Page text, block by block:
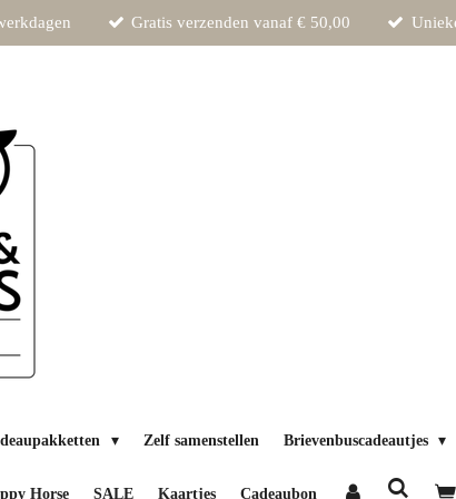
Gratis verzenden vanaf € 50,00
Zelf samenstellen Brievenbuscadeautjes
Horse SALE Kaartjes Cadeaubon